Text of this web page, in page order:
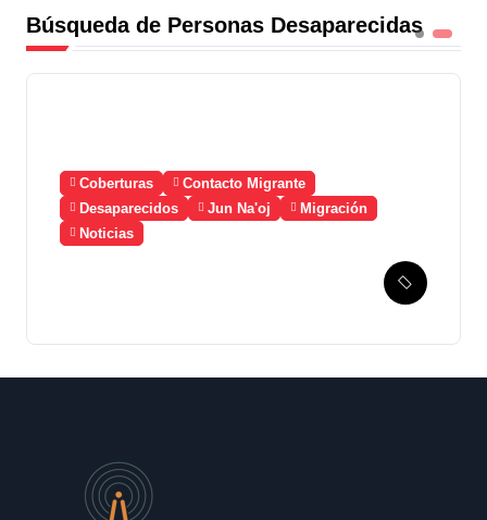
Búsqueda de Personas Desaparecidas
Coberturas
Contacto Migrante
Desaparecidos
Jun Na'oj
Migración
Noticias
en 2023